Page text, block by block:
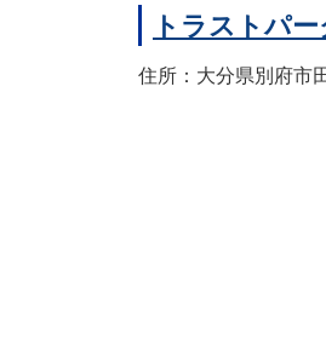
トラストパ
住所：大分県別府市